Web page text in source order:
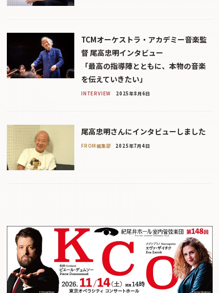
TCMオーケストラ・アカデミー音楽監
督 尾高忠明インタビュー
「最高の指導陣とともに、本物の音楽
を伝えていきたい」
INTERVIEW 2025年8月6日
尾高忠明さんにインタビューしました
FROM編集部 2025年7月4日